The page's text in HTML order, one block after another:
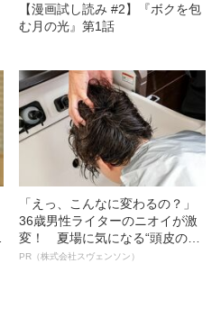
【漫画試し読み #2】『ボクを包
む月の光』第1話
「えっ、こんなに変わるの？」
36歳男性ライターのニオイが激
変！ 夏場に気になる“頭皮のニ
オイ”や“ベタつき”を解消す
PR（株式会社スヴェンソン）